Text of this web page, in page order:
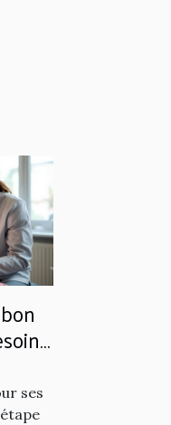
ses